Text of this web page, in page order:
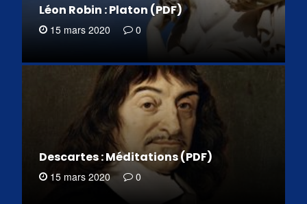
Léon Robin : Platon (PDF)
15 mars 2020 0
Descartes : Méditations (PDF)
15 mars 2020 0